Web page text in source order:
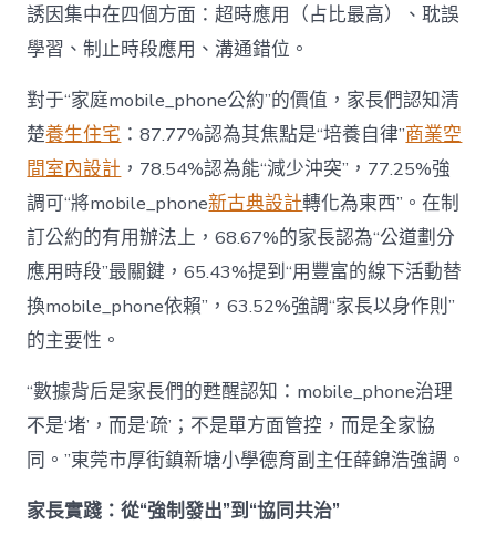
誘因集中在四個方面：超時應用（占比最高）、耽誤
學習、制止時段應用、溝通錯位。
對于“家庭mobile_phone公約”的價值，家長們認知清
楚養生住宅 ：87.77%認為其焦點是“培養自律”商業空
間室內設計 ，78.54%認為能“減少沖突”，77.25%強
調可“將mobile_phone新古典設計轉化為東西”。在制
訂公約的有用辦法上，68.67%的家長認為“公道劃分
應用時段”最關鍵，65.43%提到“用豐富的線下活動替
換mobile_phone依賴”，63.52%強調“家長以身作則”
的主要性。
“數據背后是家長們的甦醒認知：mobile_phone治理
不是‘堵’，而是‘疏’；不是單方面管控，而是全家協
同。”東莞市厚街鎮新塘小學德育副主任薛錦浩強調。
家長實踐：從“強制發出”到“協同共治”